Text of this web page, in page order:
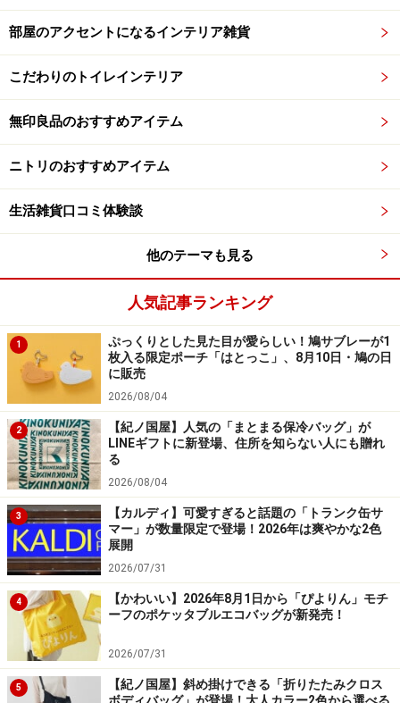
次第終了）
注意事項：公式オンラインストアで確認
【編集部おすすめの購入サイト】
Amazonで生活雑貨をチェック！
楽天市場で生活雑貨をチェック！
部屋のアクセントになるインテリア雑貨
こだわりのトイレインテリア
無印良品のおすすめアイテム
ニトリのおすすめアイテム
生活雑貨口コミ体験談
他のテーマも見る
人気記事ランキング
1
ぷっくりとした見た目が愛らしい！鳩サブレーが1
枚入る限定ポーチ「はとっこ」、8月10日・鳩の日
に販売
2026/08/04
2
【紀ノ国屋】人気の「まとまる保冷バッグ」が
LINEギフトに新登場、住所を知らない人にも贈れ
る
2026/08/04
3
【カルディ】可愛すぎると話題の「トランク缶サ
マー」が数量限定で登場！2026年は爽やかな2色
展開
2026/07/31
4
【かわいい】2026年8月1日から「ぴよりん」モチ
ーフのポケッタブルエコバッグが新発売！
2026/07/31
5
【紀ノ国屋】斜め掛けできる「折りたたみクロス